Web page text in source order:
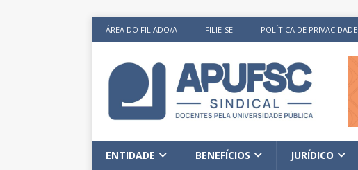
ÁREA DO FILIADO/A FILIE-SE POLÍTICA DE PRIVACIDADE
ENTIDADE BENEFÍCIOS JURÍDICO